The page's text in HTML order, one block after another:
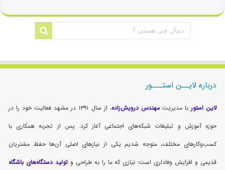
می
درباره لایــن استـــور
لاین استور با مدیریتمهندس درویش‌زاده
، از سال ۱۳۹۱ در مشهد فعالیت خود را در
حوزه آموزش و تبلیغات شبکه‌های اجتماعی آغاز کرد. پس از تجربه همکاری با
کسب‌وکارهای مختلف، متوجه شدیم یکی از نیازهای اصلی آن‌ها حفظ مشتریان
قدیمی و افزایش وفاداری است؛ نیازی که ما را به طراحی وتولید دستگاه‌های باشگاه